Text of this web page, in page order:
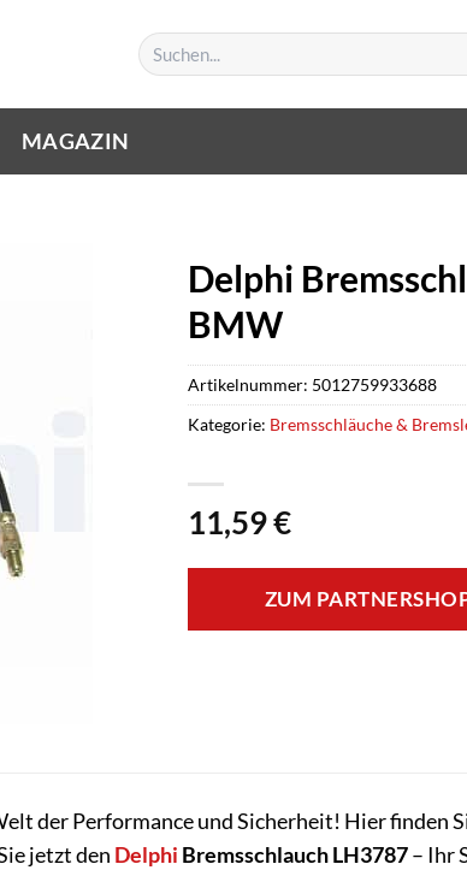
Suchen
nach:
MAGAZIN
Delphi
BMW
11,59€
ZUM
Artikelnummer: 5012759933688
Kategorie: Bremsschläuche &
der Performance und Sicherheit! Hier finden
jetzt den Delphi Bremsschlauch LH3787– Ihr